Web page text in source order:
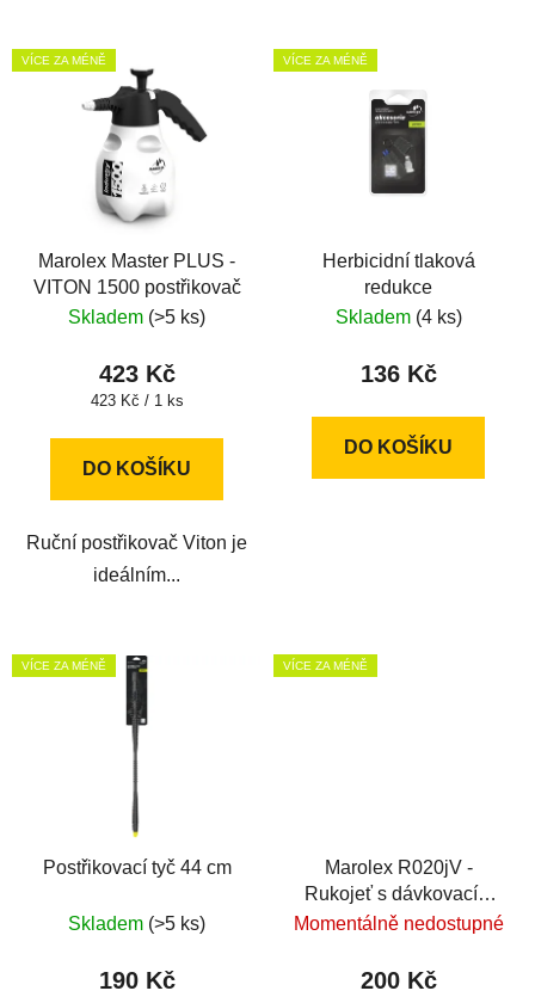
VÍCE ZA MÉNĚ
Marolex Master PLUS -
VITON 1500 postřikovač
Skladem (>5 ks)
423 Kč
Měrná
423 Kč / 1 ks
DO KOŠÍKU
Ruční postřikovač Viton je
ideálním...
VÍCE ZA MÉNĚ
Herbicidní tlaková
redukce
Skladem (4 ks)
136 Kč
DO KOŠÍKU
VÍCE ZA MÉNĚ
Postřikovací tyč 44 cm
Skladem (>5 ks)
190 Kč
VÍCE ZA MÉNĚ
Marolex R020jV -
Rukojeť s dávkovacím
ventilem Viton
Momentálně nedostupné
200 Kč